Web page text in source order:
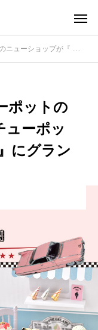
ミニチュアタウン 』にグランドオープン?!☆
ポットの
ューポッ
にグラン